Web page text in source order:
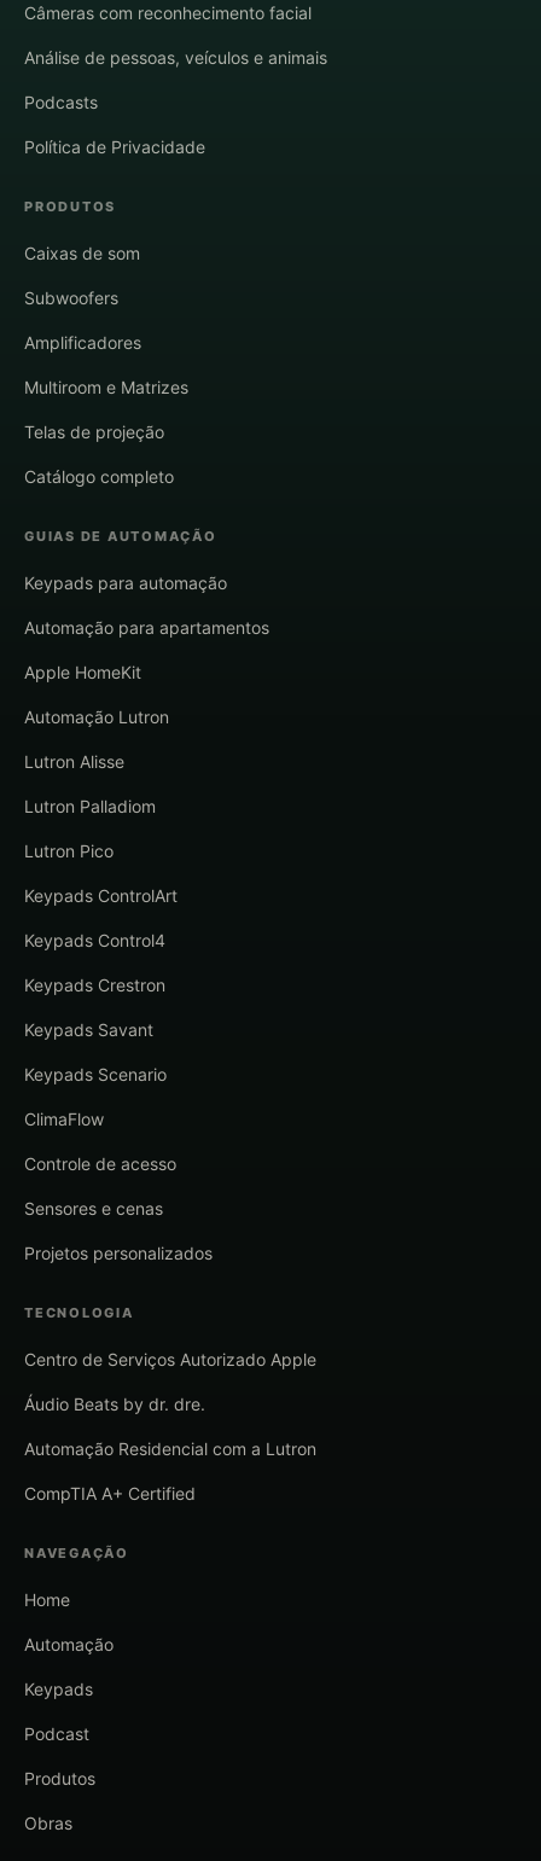
Câmeras com reconhecimento facial
Análise de pessoas, veículos e animais
Podcasts
Política de Privacidade
PRODUTOS
Caixas de som
Subwoofers
Amplificadores
Multiroom e Matrizes
Telas de projeção
Catálogo completo
GUIAS DE AUTOMAÇÃO
Keypads para automação
Automação para apartamentos
Apple HomeKit
Automação Lutron
Lutron Alisse
Lutron Palladiom
Lutron Pico
Keypads ControlArt
Keypads Control4
Keypads Crestron
Keypads Savant
Keypads Scenario
ClimaFlow
Controle de acesso
Sensores e cenas
Projetos personalizados
TECNOLOGIA
Centro de Serviços Autorizado Apple
Áudio Beats by dr. dre.
Automação Residencial com a Lutron
CompTIA A+ Certified
NAVEGAÇÃO
Home
Automação
Keypads
Podcast
Produtos
Obras